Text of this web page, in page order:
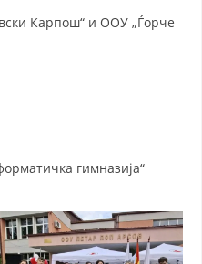
Карпош“ и ООУ „Ѓорче
гимназија“